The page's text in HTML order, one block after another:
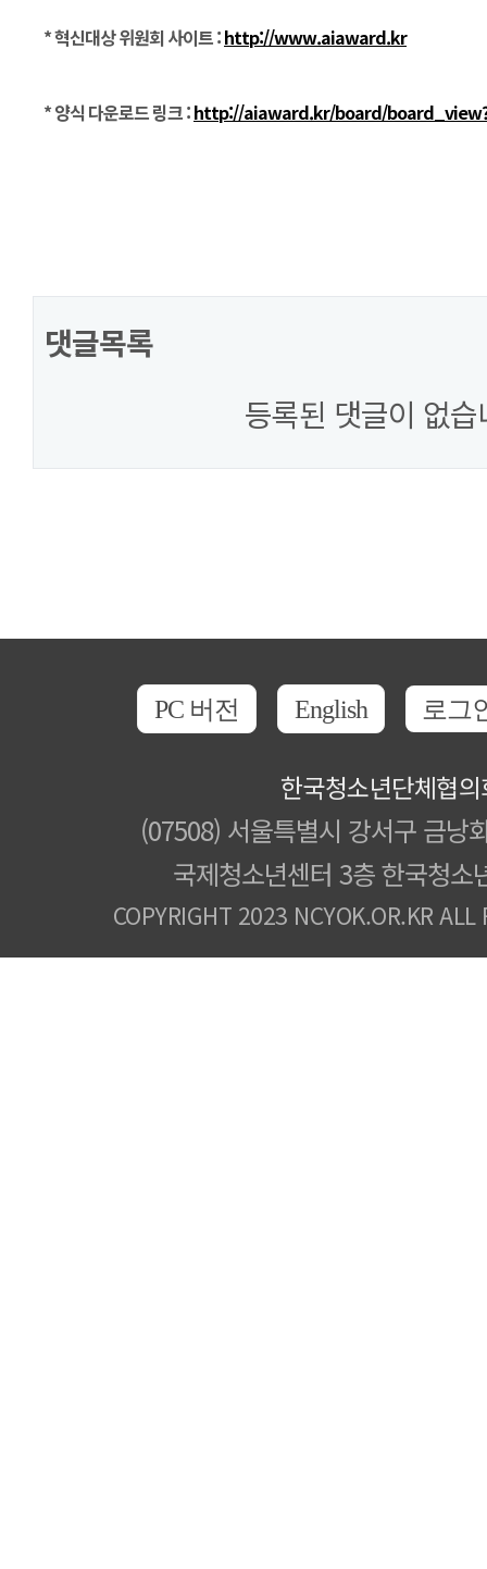
* 혁신대상 위원회 사이트 :http://www.aiaward.kr
* 양식 다운로드 링크 :http://aiaward.kr/board/
댓글목록
등록된 댓글이 없습
PC 버전 English 로그
한국청소년단체협
(07508) 서울특별시 강서구 금낭
국제청소년센터 3층 한국청소
COPYRIGHT 2023 NCYOK.OR.KR ALL